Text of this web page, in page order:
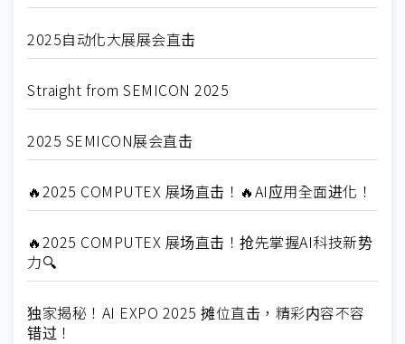
2025自动化大展展会直击
Straight from SEMICON 2025
2025 SEMICON展会直击
🔥2025 COMPUTEX 展场直击！🔥AI应用全面进化！
🔥2025 COMPUTEX 展场直击！抢先掌握AI科技新势
力🔍
独家揭秘！AI EXPO 2025 摊位直击，精彩内容不容
错过！